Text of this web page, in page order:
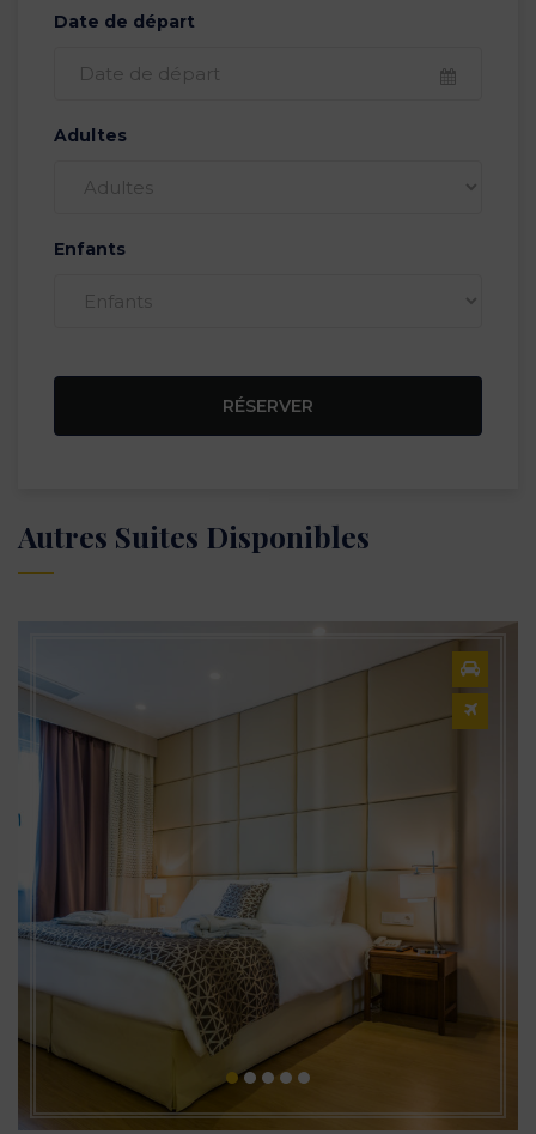
Date de départ
Adultes
Enfants
RÉSERVER
Autres Suites Disponibles